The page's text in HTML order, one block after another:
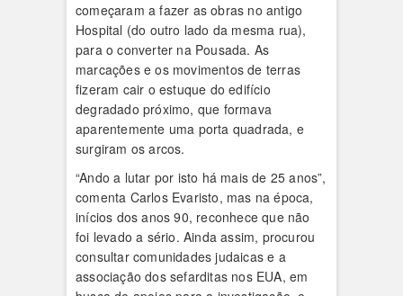
começaram a fazer as obras no antigo
Hospital (do outro lado da mesma rua),
para o converter na Pousada. As
marcações e os movimentos de terras
fizeram cair o estuque do edifício
degradado próximo, que formava
aparentemente uma porta quadrada, e
surgiram os arcos.
“Ando a lutar por isto há mais de 25 anos”,
comenta Carlos Evaristo, mas na época,
inícios dos anos 90, reconhece que não
foi levado a sério. Ainda assim, procurou
consultar comunidades judaicas e a
associação dos sefarditas nos EUA, em